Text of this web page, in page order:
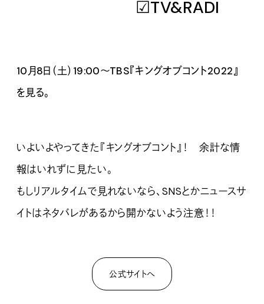
☑TV&RADIO
10月8日（土）19:00〜TBS『キングオブコント2022』
を見る。
いよいよやってきた『キングオブコント』！ 余計な情
報はいれずに見たい。
もしリアルタイムで見れないなら、SNSとかニュースサ
イトはネタバレがあるから開かないよう注意！！
公式サイトへ